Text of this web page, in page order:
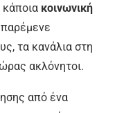
κοινωνική
παρέμενε
τα κανάλια στη
ακλόνητοι.
από ένα